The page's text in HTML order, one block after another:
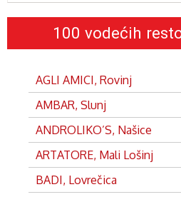
100 vodećih
AGLI AMICI, Rovinj
AMBAR, Slunj
ANDROLIKO’S, Našice
ARTATORE, Mali Lošinj
BADI, Lovrečica